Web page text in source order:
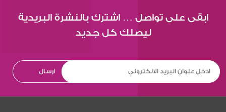
ابقى على تواصل … اشترك بالنشرة البريدية
ليصلك كل جديد